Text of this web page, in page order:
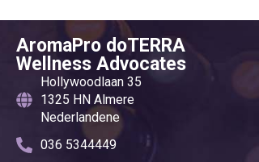
AromaPro doTERRA
Wellness Advocates
Hollywoodlaan 35
1325 HN Almere
Nederlandene
036 5344449